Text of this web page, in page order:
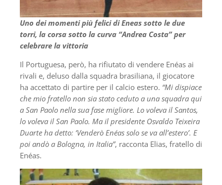
Uno dei momenti più felici di Eneas sotto le due
torri, la corsa sotto la curva “Andrea Costa” per
celebrare la vittoria
Il Portuguesa, però, ha rifiutato di vendere Enéas ai
rivali e, deluso dalla squadra brasiliana, il giocatore
ha accettato di partire per il calcio estero. “Mi dispiace
che mio fratello non sia stato ceduto a una squadra qui
a San Paolo nella sua fase migliore. Lo voleva il Santos,
lo voleva il San Paolo. Ma il presidente Osvaldo Teixeira
Duarte ha detto: ‘Venderò Enéas solo se va all’estero’. E
poi andò a Bologna, in Italia”, racconta Elias, fratello di
Enéas.